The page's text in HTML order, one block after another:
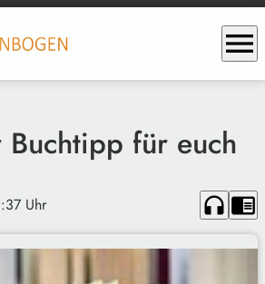
menu
Buchtipp für euch
Uhr headphones chrome_reader_mode